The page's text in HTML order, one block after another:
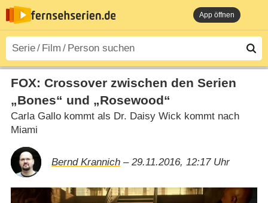
App öffnen
FOX: Crossover zwischen den Serien
„Bones“ und „Rosewood“
Carla Gallo kommt als Dr. Daisy Wick kommt nach
Miami
Bernd Krannich– 29.11.2016, 12:17 Uhr